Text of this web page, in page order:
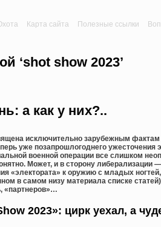
Карта сайта Полезные ссылки
‘shot show 2023’
а как у них?..
исключительно зарубежным
уже позапрошлогоднего ужесточения
военной операции все слишком
Может, и в сторону либерализации
«электората» к оружию с младых
в самом низу материала списке
«партнеров»…
2023»: цирк уехал, а